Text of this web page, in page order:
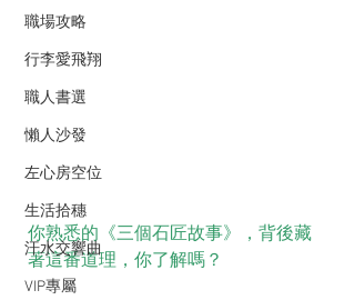
職場攻略
行李愛飛翔
職人書選
懶人沙發
左心房空位
生活拾穗
汗水交響曲
VIP專屬
你熟悉的《三個石匠故事》，背後藏
著這番道理，你了解嗎？